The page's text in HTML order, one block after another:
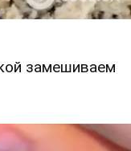
замешиваем